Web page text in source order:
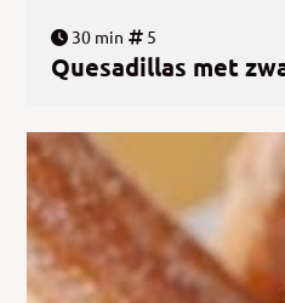
30 min 5
Quesadillas met